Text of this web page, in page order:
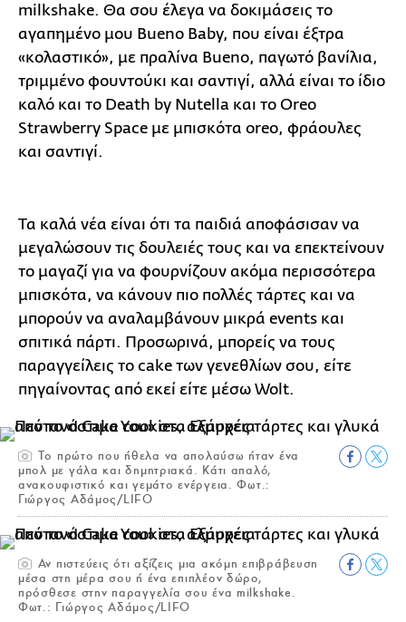
milkshake. Θα σου έλεγα να δοκιμάσεις το
αγαπημένο μου Bueno Baby, που είναι έξτρα
«κολαστικό», με πραλίνα Bueno, παγωτό βανίλια,
τριμμένο φουντούκι και σαντιγί, αλλά είναι το ίδιο
καλό και το Death by Nutella και το Oreo
Strawberry Space με μπισκότα oreo, φράουλες
και σαντιγί.
Τα καλά νέα είναι ότι τα παιδιά αποφάσισαν να
μεγαλώσουν τις δουλειές τους και να επεκτείνουν
το μαγαζί για να φουρνίζουν ακόμα περισσότερα
μπισκότα, να κάνουν πιο πολλές τάρτες και να
μπορούν να αναλαμβάνουν μικρά events και
σπιτικά πάρτι. Προσωρινά, μπορείς να τους
παραγγείλεις το cake των γενεθλίων σου, είτε
πηγαίνοντας από εκεί είτε μέσω Wolt.
Το πρώτο που ήθελα να απολαύσω ήταν ένα
μπολ με γάλα και δημητριακά. Κάτι απαλό,
ανακουφιστικό και γεμάτο ενέργεια. Φωτ.:
Γιώργος Αδάμος/LIFO
Αν πιστεύεις ότι αξίζεις μια ακόμη επιβράβευση
μέσα στη μέρα σου ή ένα επιπλέον δώρο,
πρόσθεσε στην παραγγελία σου ένα milkshake.
Φωτ.: Γιώργος Αδάμος/LIFO